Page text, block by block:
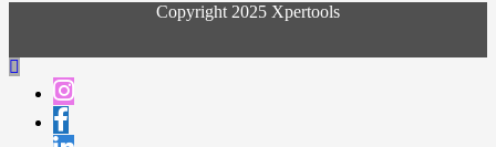
Copyright 2025 Xpertools